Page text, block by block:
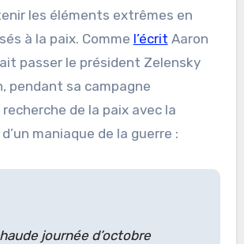
les éléments extrêmes en
à la paix. Comme l’écrit Aaron
passer le président Zelensky
pendant sa campagne
de la paix avec la
maniaque de la guerre :
journée d’octobre